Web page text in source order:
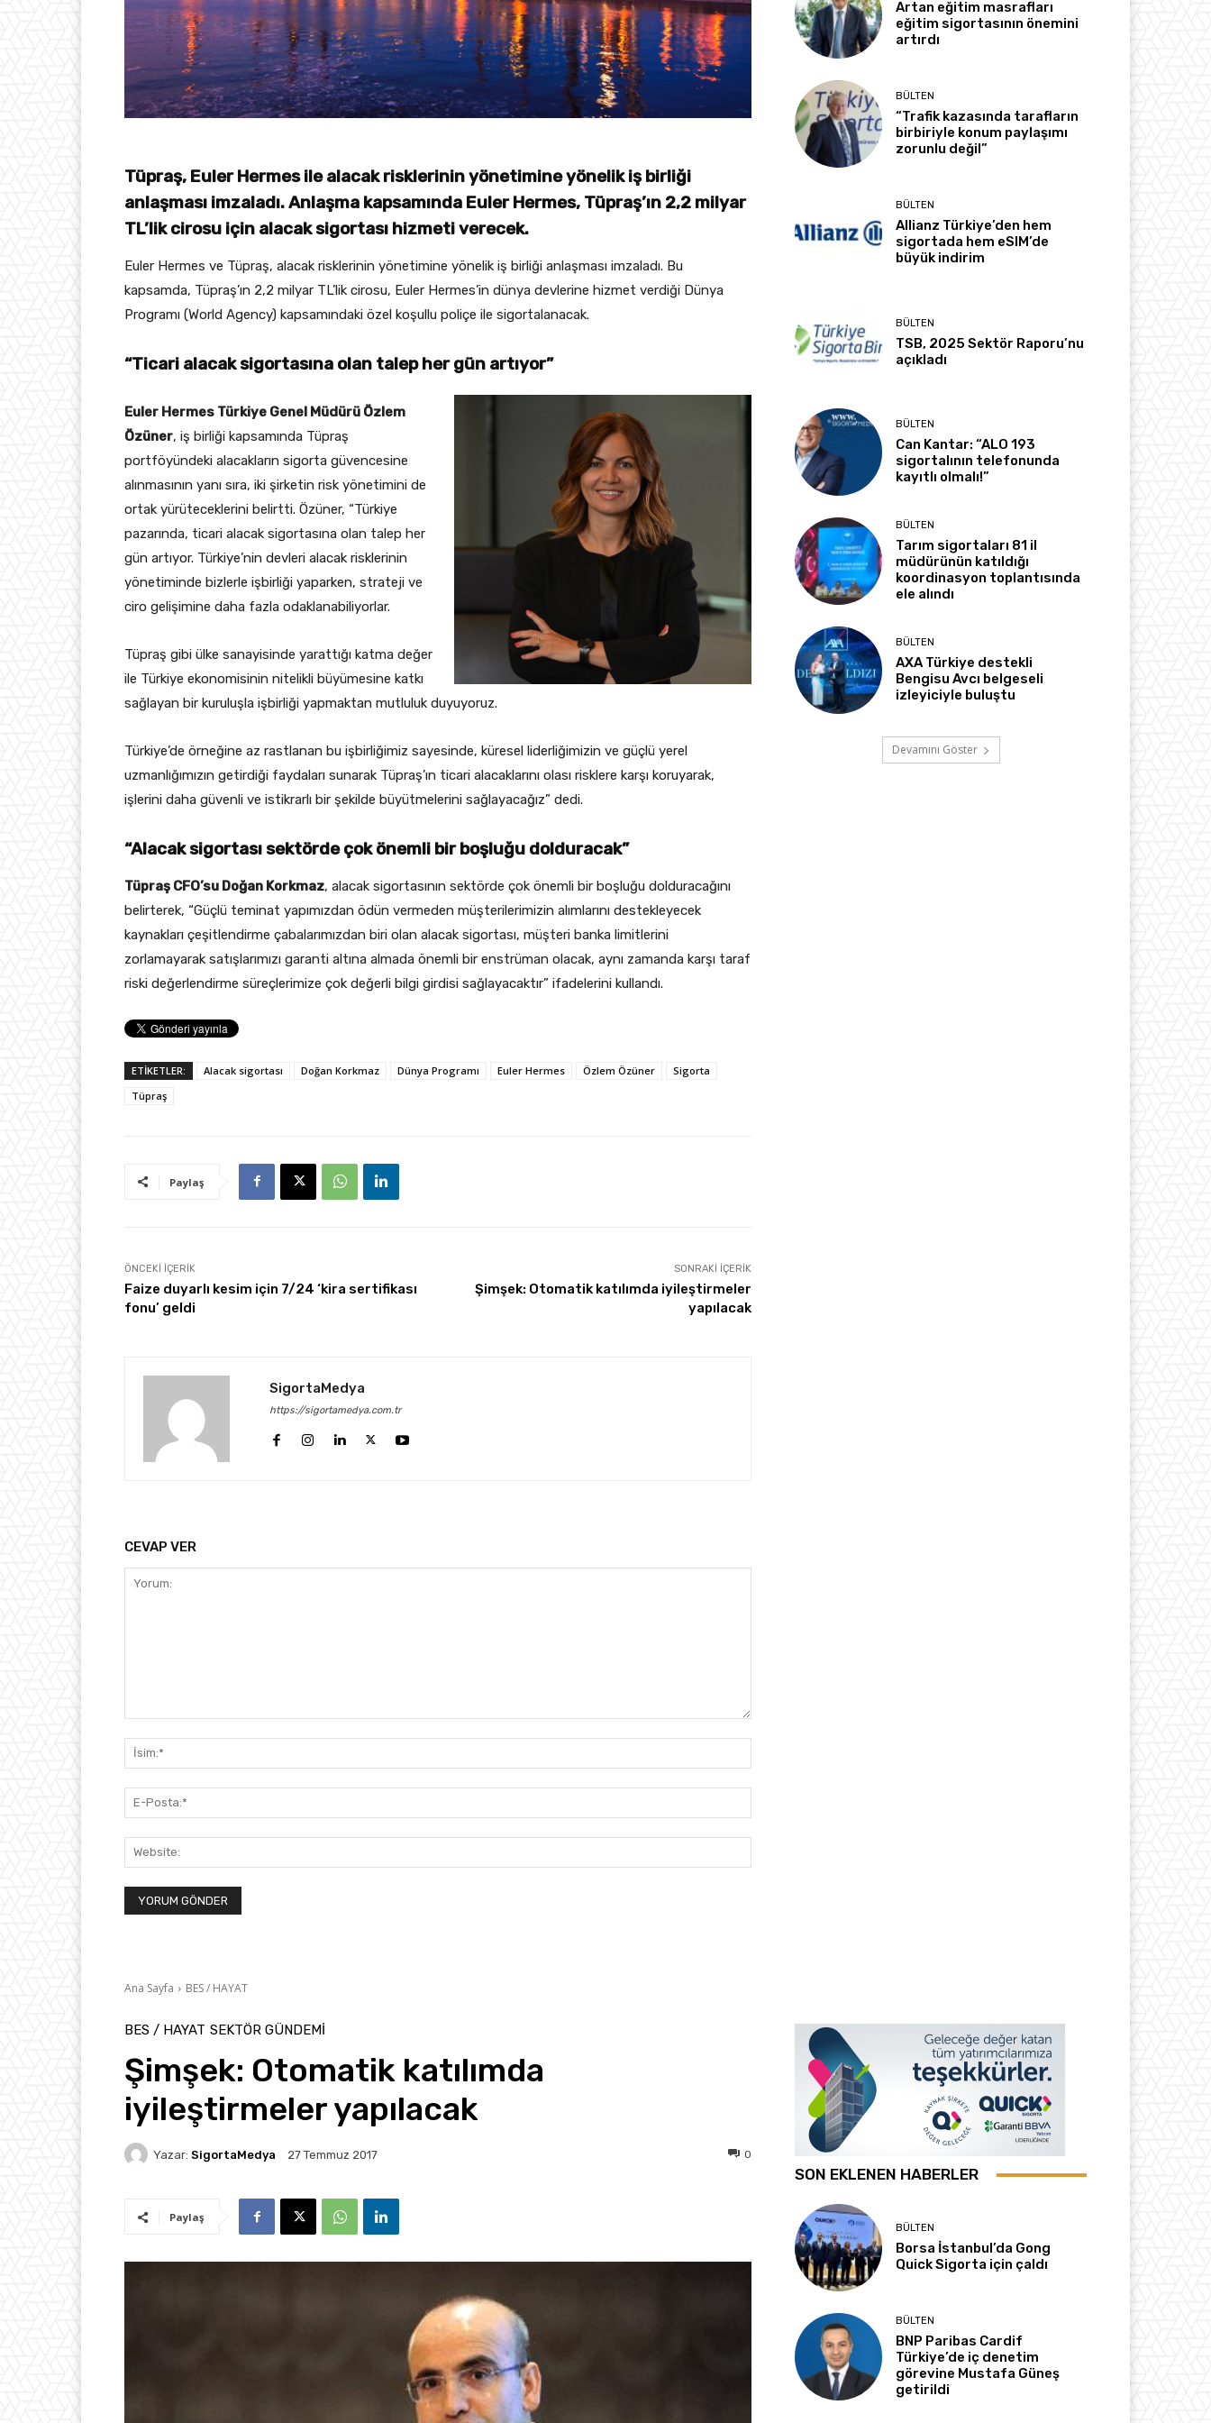
Tüpraş, Euler Hermes ile alacak risklerinin yönetimine yönelik iş birliği
anlaşması imzaladı. Anlaşma kapsamında Euler Hermes, Tüpraş’ın 2,2 milyar
TL’lik cirosu için alacak sigortası hizmeti verecek.
Euler Hermes ve Tüpraş, alacak risklerinin yönetimine yönelik iş birliği anlaşması imzaladı. Bu
kapsamda, Tüpraş’ın 2,2 milyar TL’lik cirosu, Euler Hermes’in dünya devlerine hizmet verdiği Dünya
Programı (World Agency) kapsamındaki özel koşullu poliçe ile sigortalanacak.
“Ticari alacak sigortasına olan talep her gün artıyor”
Euler Hermes Türkiye Genel Müdürü Özlem
Özüner, iş birliği kapsamında Tüpraş
portföyündeki alacakların sigorta güvencesine
alınmasının yanı sıra, iki şirketin risk yönetimini de
ortak yürüteceklerini belirtti. Özüner, “Türkiye
pazarında, ticari alacak sigortasına olan talep her
gün artıyor. Türkiye’nin devleri alacak risklerinin
yönetiminde bizlerle işbirliği yaparken, strateji ve
ciro gelişimine daha fazla odaklanabiliyorlar.
Tüpraş gibi ülke sanayisinde yarattığı katma değer
ile Türkiye ekonomisinin nitelikli büyümesine katkı
sağlayan bir kuruluşla işbirliği yapmaktan mutluluk duyuyoruz.
Türkiye’de örneğine az rastlanan bu işbirliğimiz sayesinde, küresel liderliğimizin ve güçlü yerel
uzmanlığımızın getirdiği faydaları sunarak Tüpraş’ın ticari alacaklarını olası risklere karşı koruyarak,
işlerini daha güvenli ve istikrarlı bir şekilde büyütmelerini sağlayacağız” dedi.
“Alacak sigortası sektörde çok önemli bir boşluğu dolduracak”
Tüpraş CFO’su Doğan Korkmaz, alacak sigortasının sektörde çok önemli bir boşluğu dolduracağını
belirterek, “Güçlü teminat yapımızdan ödün vermeden müşterilerimizin alımlarını destekleyecek
kaynakları çeşitlendirme çabalarımızdan biri olan alacak sigortası, müşteri banka limitlerini
zorlamayarak satışlarımızı garanti altına almada önemli bir enstrüman olacak, aynı zamanda karşı taraf
riski değerlendirme süreçlerimize çok değerli bilgi girdisi sağlayacaktır” ifadelerini kullandı.
ETİKETLER: Alacak sigortası Doğan Korkmaz Dünya Programı Euler Hermes Özlem Özüner
Sigorta
Tüpraş
Paylaş
ÖNCEKI İÇERIK
Faize duyarlı kesim için 7/24 ‘kira sertifikası
fonu’ geldi
SONRAKI İÇERIK
Şimşek: Otomatik katılımda iyileştirmeler
yapılacak
SigortaMedya
https://sigortamedya.com.tr
CEVAP VER
Posta:*
Artan eğitim masrafları
eğitim sigortasının önemini
artırdı
BÜLTEN
“Trafik kazasında tarafların
birbiriyle konum paylaşımı
zorunlu değil”
BÜLTEN
Allianz Türkiye’den hem
sigortada hem eSIM’de
büyük indirim
BÜLTEN
TSB, 2025 Sektör Raporu’nu
açıkladı
BÜLTEN
Can Kantar: “ALO 193
sigortalının telefonunda
kayıtlı olmalı!”
BÜLTEN
Tarım sigortaları 81 il
müdürünün katıldığı
koordinasyon toplantısında
ele alındı
BÜLTEN
AXA Türkiye destekli
Bengisu Avcı belgeseli
izleyiciyle buluştu
Devamını Göster